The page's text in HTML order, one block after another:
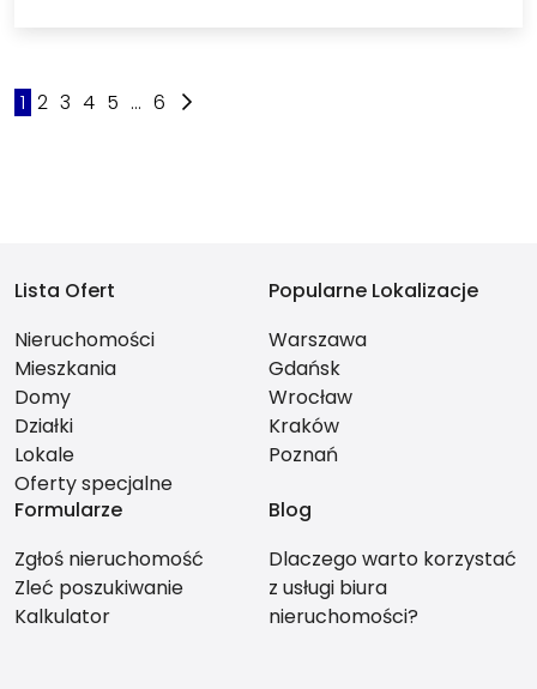
1 2 3 4 5 ... 6
Lista Ofert
Nieruchomości
Mieszkania
Domy
Działki
Lokale
Oferty specjalne
Popularne Lokalizacje
Warszawa
Gdańsk
Wrocław
Kraków
Poznań
Formularze
Zgłoś nieruchomość
Zleć poszukiwanie
Kalkulator
Blog
Dlaczego warto korzystać
z usługi biura
nieruchomości?